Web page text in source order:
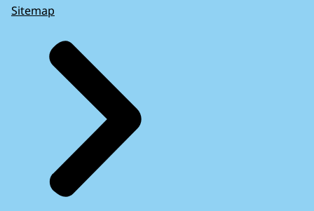
Sitemap